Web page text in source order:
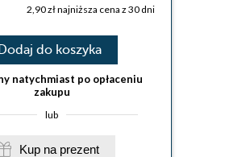
2,90 zł najniższa cena z 30 dni
Dodaj do koszyka
natychmiast po opłaceniu
zakupu
lub
Kup na prezent